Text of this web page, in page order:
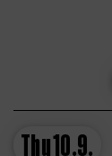
Thu10.9.